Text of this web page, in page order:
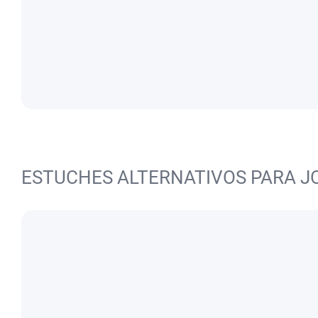
ESTUCHES ALTERNATIVOS PARA